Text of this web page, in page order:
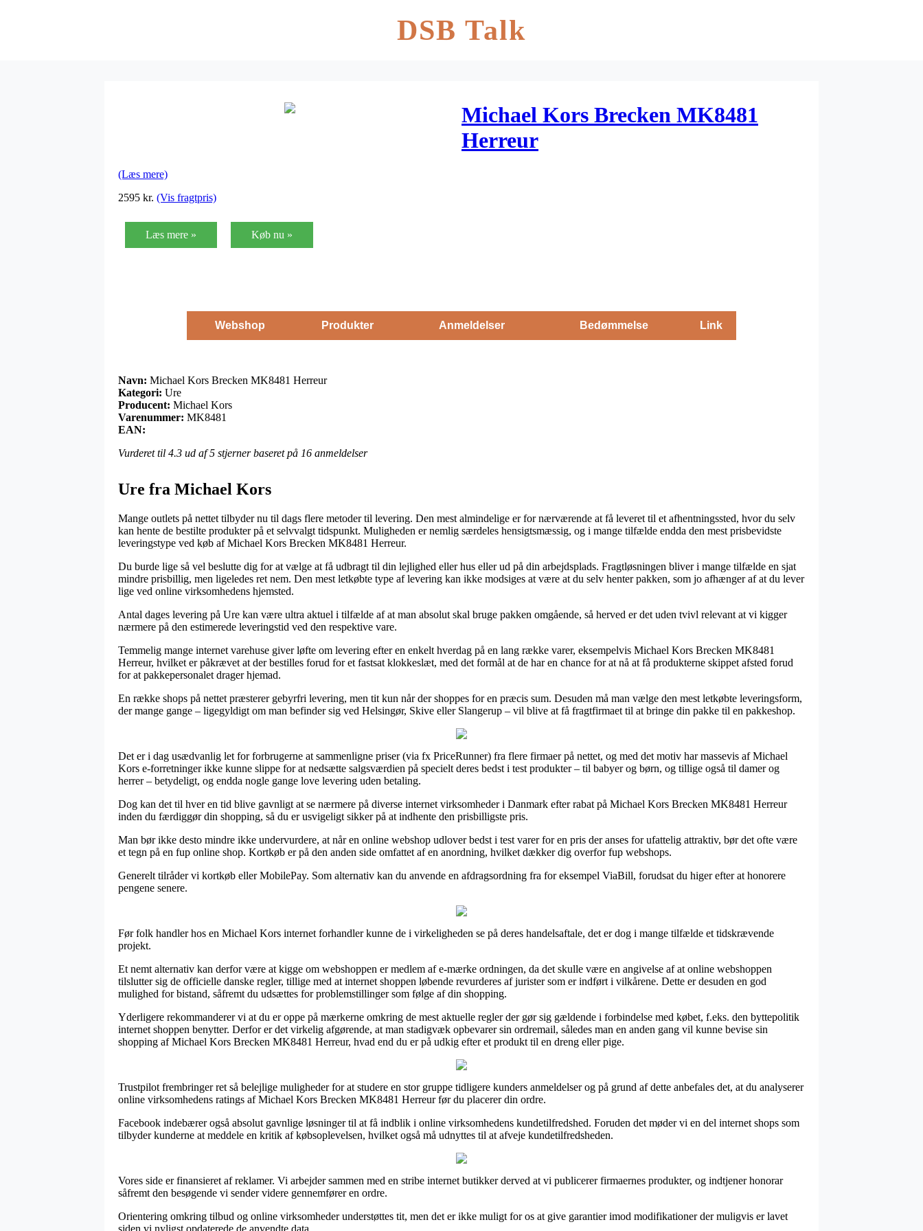
DSB Talk
Michael Kors Brecken MK8481
Herreur
(Læs mere)
2595 kr. (Vis fragtpris)
Læs mere » Køb nu »
Webshop Produkter Anmeldelser Bedømmelse Link
Navn: Michael Kors Brecken MK8481 Herreur
Kategori: Ure
Producent: Michael Kors
Varenummer: MK8481
EAN:
Vurderet til 4.3 ud af 5 stjerner baseret på 16 anmeldelser
Ure fra Michael Kors
Mange outlets på nettet tilbyder nu til dags flere metoder til levering. Den mest almindelige er for nærværende at få leveret til et afhentningssted, hvor du selv
kan hente de bestilte produkter på et selvvalgt tidspunkt. Muligheden er nemlig særdeles hensigtsmæssig, og i mange tilfælde endda den mest prisbevidste
leveringstype ved køb af Michael Kors Brecken MK8481 Herreur.
Du burde lige så vel beslutte dig for at vælge at få udbragt til din lejlighed eller hus eller ud på din arbejdsplads. Fragtløsningen bliver i mange tilfælde en sjat
mindre prisbillig, men ligeledes ret nem. Den mest letkøbte type af levering kan ikke modsiges at være at du selv henter pakken, som jo afhænger af at du lever
lige ved online virksomhedens hjemsted.
Antal dages levering på Ure kan være ultra aktuel i tilfælde af at man absolut skal bruge pakken omgående, så herved er det uden tvivl relevant at vi kigger
nærmere på den estimerede leveringstid ved den respektive vare.
Temmelig mange internet varehuse giver løfte om levering efter en enkelt hverdag på en lang række varer, eksempelvis Michael Kors Brecken MK8481
Herreur, hvilket er påkrævet at der bestilles forud for et fastsat klokkeslæt, med det formål at de har en chance for at nå at få produkterne skippet afsted forud
for at pakkepersonalet drager hjemad.
En række shops på nettet præsterer gebyrfri levering, men tit kun når der shoppes for en præcis sum. Desuden må man vælge den mest letkøbte leveringsform,
der mange gange – ligegyldigt om man befinder sig ved Helsingør, Skive eller Slangerup – vil blive at få fragtfirmaet til at bringe din pakke til en pakkeshop.
Det er i dag usædvanlig let for forbrugerne at sammenligne priser (via fx PriceRunner) fra flere firmaer på nettet, og med det motiv har massevis af Michael
Kors e-forretninger ikke kunne slippe for at nedsætte salgsværdien på specielt deres bedst i test produkter – til babyer og børn, og tillige også til damer og
herrer – betydeligt, og endda nogle gange love levering uden betaling.
Dog kan det til hver en tid blive gavnligt at se nærmere på diverse internet virksomheder i Danmark efter rabat på Michael Kors Brecken MK8481 Herreur
inden du færdiggør din shopping, så du er usvigeligt sikker på at indhente den prisbilligste pris.
Man bør ikke desto mindre ikke undervurdere, at når en online webshop udlover bedst i test varer for en pris der anses for ufattelig attraktiv, bør det ofte være
et tegn på en fup online shop. Kortkøb er på den anden side omfattet af en anordning, hvilket dækker dig overfor fup webshops.
Generelt tilråder vi kortkøb eller MobilePay. Som alternativ kan du anvende en afdragsordning fra for eksempel ViaBill, forudsat du higer efter at honorere
pengene senere.
Før folk handler hos en Michael Kors internet forhandler kunne de i virkeligheden se på deres handelsaftale, det er dog i mange tilfælde et tidskrævende
projekt.
Et nemt alternativ kan derfor være at kigge om webshoppen er medlem af e-mærke ordningen, da det skulle være en angivelse af at online webshoppen
tilslutter sig de officielle danske regler, tillige med at internet shoppen løbende revurderes af jurister som er indført i vilkårene. Dette er desuden en god
mulighed for bistand, såfremt du udsættes for problemstillinger som følge af din shopping.
Yderligere rekommanderer vi at du er oppe på mærkerne omkring de mest aktuelle regler der gør sig gældende i forbindelse med købet, f.eks. den byttepolitik
internet shoppen benytter. Derfor er det virkelig afgørende, at man stadigvæk opbevarer sin ordremail, således man en anden gang vil kunne bevise sin
shopping af Michael Kors Brecken MK8481 Herreur, hvad end du er på udkig efter et produkt til en dreng eller pige.
Trustpilot frembringer ret så belejlige muligheder for at studere en stor gruppe tidligere kunders anmeldelser og på grund af dette anbefales det, at du analyserer
online virksomhedens ratings af Michael Kors Brecken MK8481 Herreur før du placerer din ordre.
Facebook indebærer også absolut gavnlige løsninger til at få indblik i online virksomhedens kundetilfredshed. Foruden det møder vi en del internet shops som
tilbyder kunderne at meddele en kritik af købsoplevelsen, hvilket også må udnyttes til at afveje kundetilfredsheden.
Vores side er finansieret af reklamer. Vi arbejder sammen med en stribe internet butikker derved at vi publicerer firmaernes produkter, og indtjener honorar
såfremt den besøgende vi sender videre gennemfører en ordre.
Orientering omkring tilbud og online virksomheder understøttes tit, men det er ikke muligt for os at give garantier imod modifikationer der muligvis er lavet
siden vi nyligst opdaterede de anvendte data.